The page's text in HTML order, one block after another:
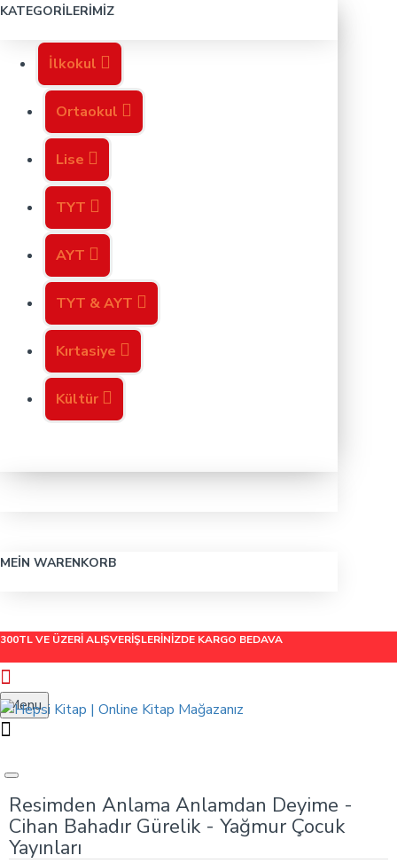
KATEGORILERIMIZ
İlkokul
Ortaokul
Lise
TYT
AYT
TYT & AYT
Kırtasiye
Kültür
MEIN WARENKORB
300TL VE ÜZERİ ALIŞVERİŞLERİNİZDE KARGO BEDAVA
Menu
Resimden Anlama Anlamdan Deyime -
Cihan Bahadır Gürelik - Yağmur Çocuk
Yayınları